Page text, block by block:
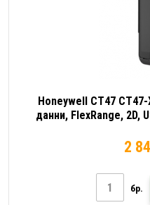
Honeywell CT47
данни, FlexRange, 2D,
2
бр.